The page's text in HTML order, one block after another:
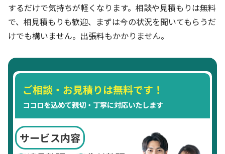
するだけで気持ちが軽くなります。相談や見積もりは無料
で、相見積もりも歓迎、まずは今の状況を聞いてもらうだ
けでも構いません。出張料もかかりません。
ご相談・お見積りは無料です！
ココロを込めて親切・丁寧に対応いたします
サービス内容